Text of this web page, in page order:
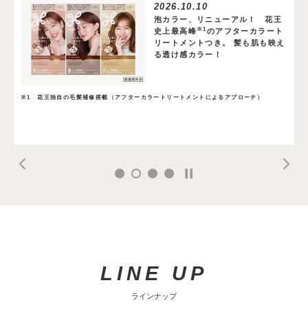
2026.10.10
泡カラー、リニューアル！ 花王
史上最高峰 ※1のアフターカラート
リートメントつき。 髪も肌も映え
る透け感カラー！
※1 花王独自の毛髪補修搭載（アフターカラートリートメントによるアプローチ）
LINE UP
ラインナップ